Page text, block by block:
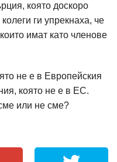
която доскоро
ги упрекнаха, че
имат като членове
не е в Европейския
която не е в ЕС.
или не сме?